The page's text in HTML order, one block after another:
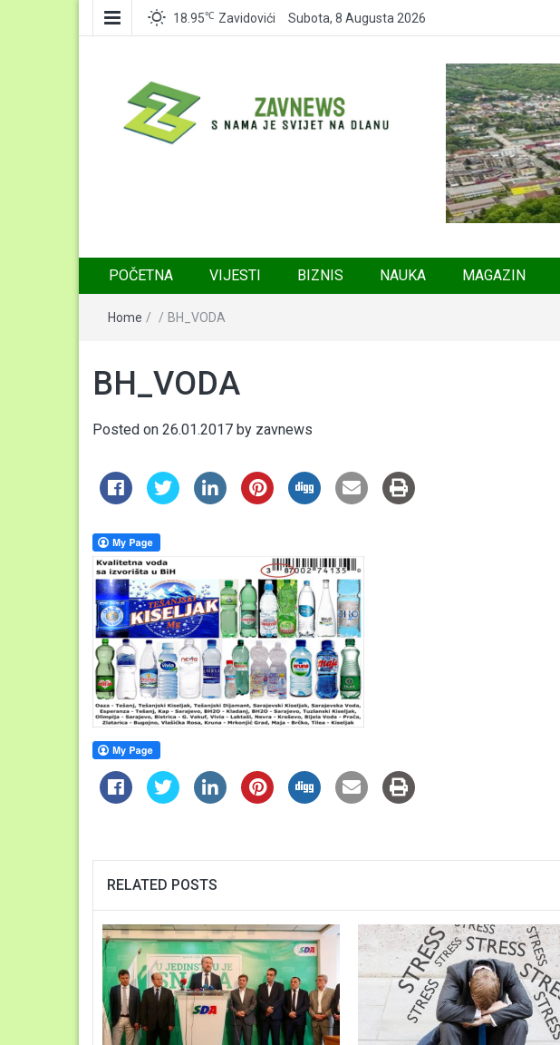
18.95℃ Zavidovići Subota, 8 Augusta 2026
POČETNA VIJESTI BIZNIS NAUKA MAGAZIN
Home / / BH_VODA
BH_VODA
Posted on 26.01.2017 by zavnews
RELATED POSTS